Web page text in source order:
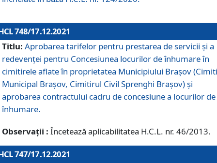
748/17.12.2021
Titlu: Aprobarea tarifelor pentru prestarea de servicii şi a
redevenţei pentru Concesiunea locurilor de înhumare în
cimitirele aflate în proprietatea Municipiului Braşov
Municipal Braşov, Cimitirul Civil Sprenghi Braşov) şi
aprobarea contractului cadru de concesiune a locurilor de
înhumare.
Observații : Încetează aplicabilitatea H.C.L. nr. 46/2013.
747/17.12.2021